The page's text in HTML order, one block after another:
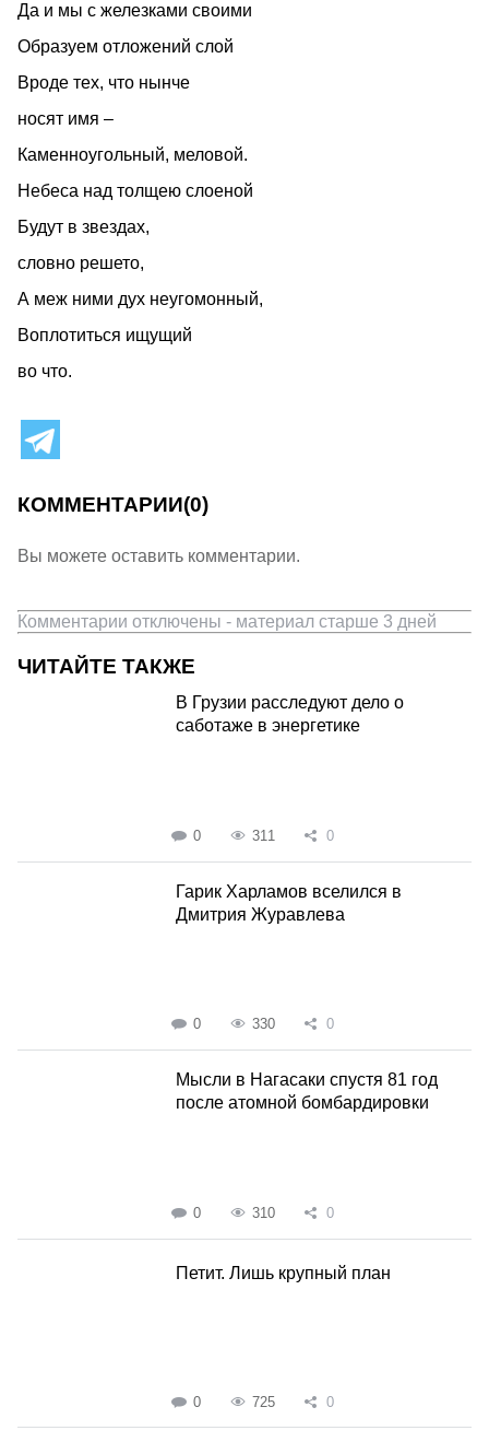
Да и мы с железками своими
Образуем отложений слой
Вроде тех, что нынче
носят имя –
Каменноугольный, меловой.
Небеса над толщею слоеной
Будут в звездах,
словно решето,
А меж ними дух неугомонный,
Воплотиться ищущий
во что.
КОММЕНТАРИИ(0)
Вы можете оставить комментарии.
Комментарии отключены - материал старше 3 дней
ЧИТАЙТЕ ТАКЖЕ
В Грузии расследуют дело о
саботаже в энергетике
0 311 0
Гарик Харламов вселился в
Дмитрия Журавлева
0 330 0
Мысли в Нагасаки спустя 81 год
после атомной бомбардировки
0 310 0
Петит. Лишь крупный план
0 725 0